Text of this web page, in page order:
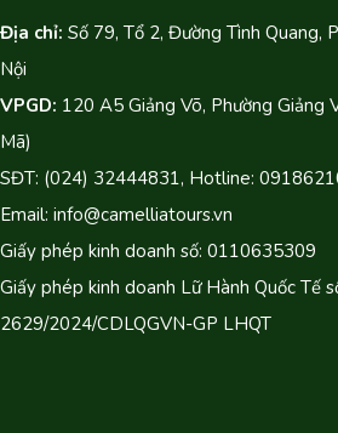
Địa chỉ: Số 79, Tổ 2, Đường Tình Quang,
Nội
VPGD: 120 A5 Giảng Võ, Phường Giảng
Mã)
SĐT: (024) 32444831, Hotline:
Email: info@camelliatours.vn
Giấy phép kinh doanh số: 0110635309
Giấy phép kinh doanh Lữ Hành Quốc Tế
2629/2024/CDLQGVN-GP LHQT